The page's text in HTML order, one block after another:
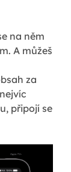
na něm
A můžeš
za
připojí se